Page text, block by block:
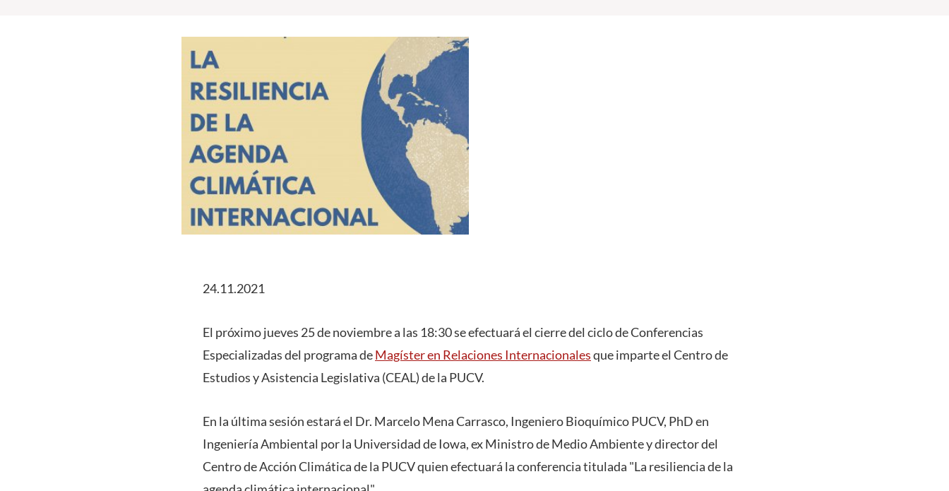
24.11.2021
El próximo jueves 25 de noviembre a las 18:30 se efectuará el cierre del ciclo de Conferencias
Especializadas del programa deMagíster en Relaciones Internacionalesque imparte el Centro de
Estudios y Asistencia Legislativa (CEAL) de la PUCV.
En la última sesión estará el Dr. Marcelo Mena Carrasco, Ingeniero Bioquímico PUCV, PhD en
Ingeniería Ambiental por la Universidad de Iowa, ex Ministro de Medio Ambiente y director del
Centro de Acción Climática de la PUCV quien efectuará la conferencia titulada "La resiliencia de la